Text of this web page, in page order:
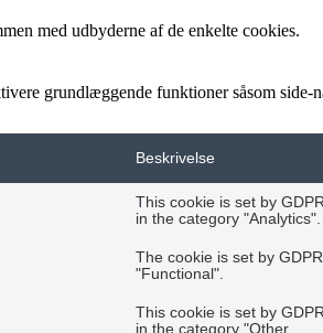
med udbyderne af de enkelte cookies.
grundlæggende funktioner såsom
Beskrivelse
This cookie is set by
in the category "Analytics".
The cookie is set by
"Functional".
This cookie is set by
in the category "Other.